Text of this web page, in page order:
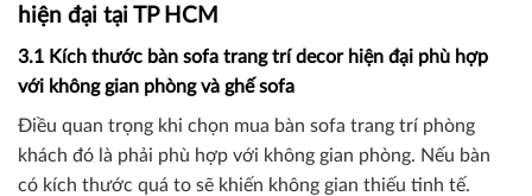
hiện đại tại TP HCM
3.1 Kích thước bàn sofa trang trí decor hiện đại phù hợp
với không gian phòng và ghế sofa
Điều quan trọng khi chọn mua bàn sofa trang trí phòng
khách đó là phải phù hợp với không gian phòng. Nếu bàn
có kích thước quá to sẽ khiến không gian thiếu tinh tế.